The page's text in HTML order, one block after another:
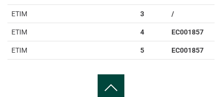
ETIM 3 /
ETIM 4 EC001857
ETIM 5 EC001857